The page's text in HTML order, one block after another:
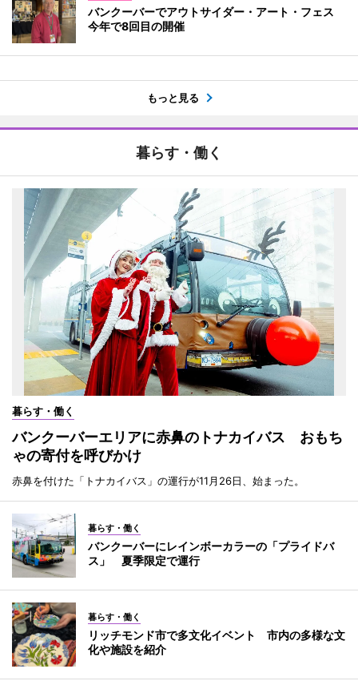
バンクーバーでアウトサイダー・アート・フェス
今年で8回目の開催
もっと見る
暮らす・働く
暮らす・働く
バンクーバーエリアに赤鼻のトナカイバス おもち
ゃの寄付を呼びかけ
赤鼻を付けた「トナカイバス」の運行が11月26日、始まった。
暮らす・働く
バンクーバーにレインボーカラーの「プライドバ
ス」 夏季限定で運行
暮らす・働く
リッチモンド市で多文化イベント 市内の多様な文
化や施設を紹介